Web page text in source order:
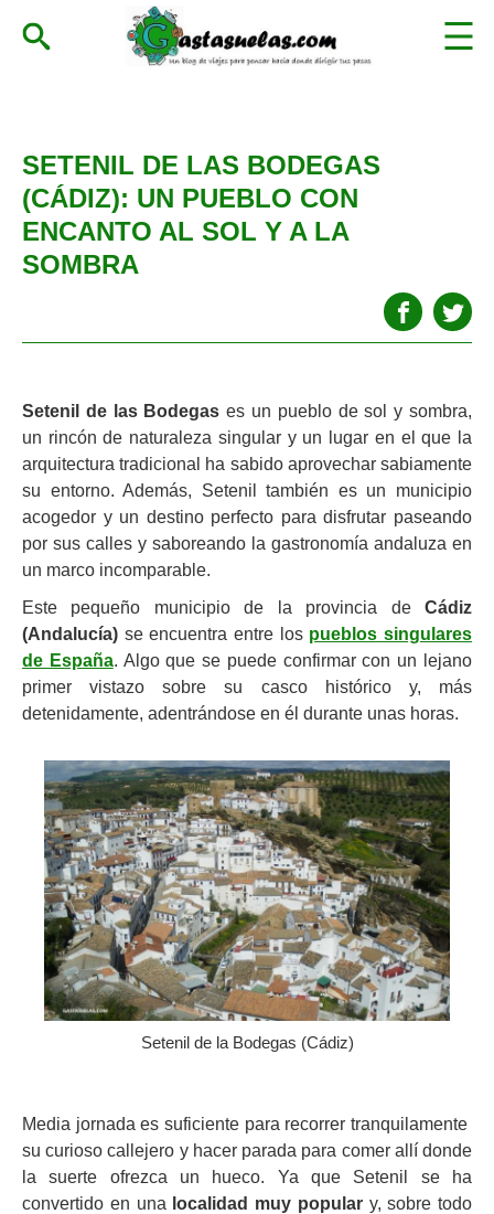
SETENIL DE LAS BODEGAS
(CÁDIZ): UN PUEBLO CON
ENCANTO AL SOL Y A LA
SOMBRA
Setenil de las Bodegas es un pueblo de sol y sombra,
un rincón de naturaleza singular y un lugar en el que la
arquitectura tradicional ha sabido aprovechar sabiamente
su entorno. Además, Setenil también es un municipio
acogedor y un destino perfecto para disfrutar paseando
por sus calles y saboreando la gastronomía andaluza en
un marco incomparable.
Este pequeño municipio de la provincia de Cádiz
(Andalucía) se encuentra entre los pueblos singulares
de España. Algo que se puede confirmar con un lejano
primer vistazo sobre su casco histórico y, más
detenidamente, adentrándose en él durante unas horas.
Setenil de la Bodegas (Cádiz)
Media jornada es suficiente para recorrer tranquilamente
su curioso callejero y hacer parada para comer allí donde
la suerte ofrezca un hueco. Ya que Setenil se ha
convertido en una localidad muy populary, sobre todo